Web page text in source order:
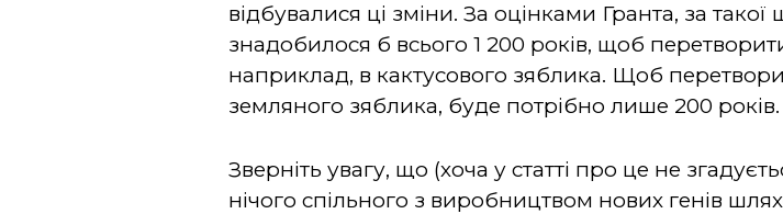
відбувалися ці зміни. За оцінками Гранта, за такої
знадобилося б всього 1 200 років, щоб
наприклад, в кактусового зяблика. Щоб
земляного зяблика, буде потрібно лише 200 років.
Зверніть увагу, що (хоча у статті про це не
нічого спільного з виробництвом нових генів